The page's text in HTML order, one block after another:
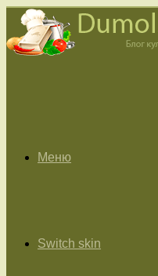
Меню
Switch skin